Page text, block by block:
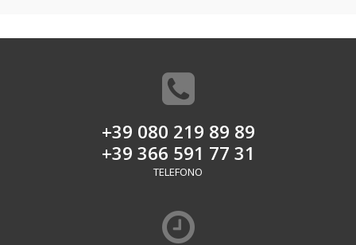
+39 080 219 89 89
+39 366 591 77 31
TELEFONO